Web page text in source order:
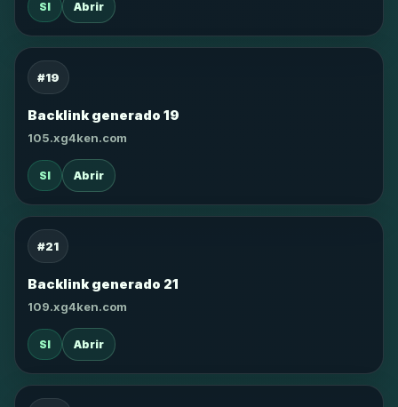
SI Abrir
#19
Backlink generado 19
105.xg4ken.com
SI Abrir
#21
Backlink generado 21
109.xg4ken.com
SI Abrir